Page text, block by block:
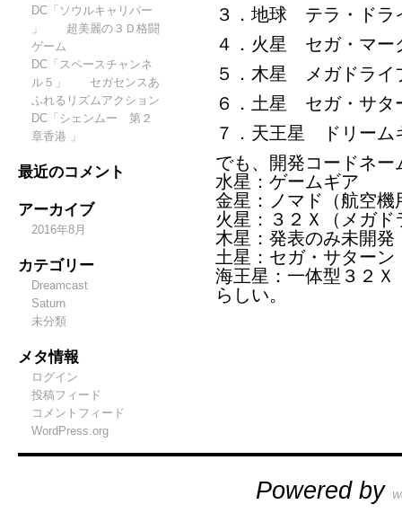
DC「ソウルキャリパー
」 超美麗の３Ｄ格闘
ゲーム
DC「スペースチャンネ
ル５」 セガセンスあ
ふれるリズムアクション
DC「シェンムー 第２
章香港 」
最近のコメント
アーカイブ
2016年8月
カテゴリー
Dreamcast
Saturn
未分類
メタ情報
ログイン
投稿フィード
コメントフィード
WordPress.org
３．地球 テラ・ドラ
４．火星 セガ・マー
５．木星 メガドライ
６．土星 セガ・サタ
７．天王星 ドリーム
でも、開発コードネー
水星：ゲームギア
金星：ノマド（航空
火星：３２Ｘ（メガ
木星：発表のみ未開発
土星：セガ・サターン
海王星：一体型３２Ｘ
らしい。
Powered by